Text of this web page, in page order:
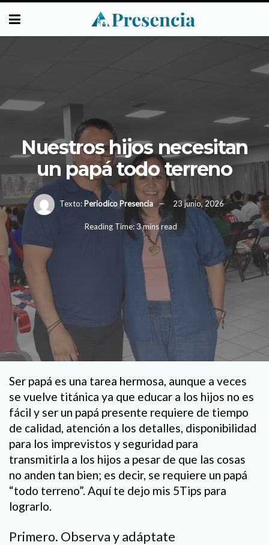
Nuestros hijos necesitan
un papá todo terreno
Texto: Periodico Presencia 23 junio, 2026
Reading Time: 3 mins read
Ser papá es una tarea hermosa, aunque a veces
se vuelve titánica ya que educar a los hijos no es
fácil y ser un papá presente requiere de tiempo
de calidad, atención a los detalles, disponibilidad
para los imprevistos y seguridad para
transmitirla a los hijos a pesar de que las cosas
no anden tan bien; es decir, se requiere un papá
“todo terreno”. Aquí te dejo mis 5Tips para
lograrlo.
Primero. Observa y adáptate